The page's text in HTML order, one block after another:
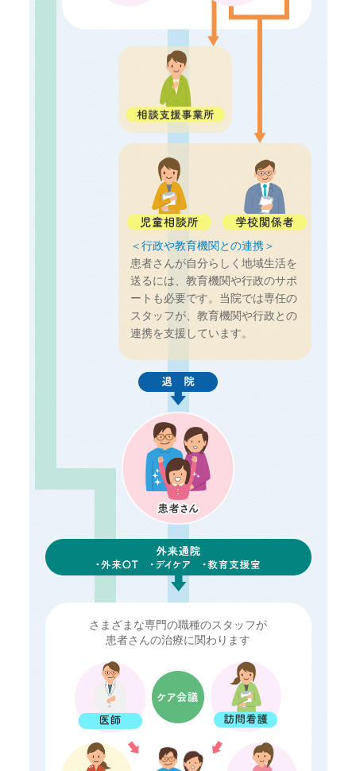
＜行政や教育機関との連携＞
患者さんが自分らしく地域生活を
送るには、教育機関や行政のサポ
ートも必要です。当院では専任の
スタッフが、教育機関や行政との
連携を支援しています。
さまざまな専門の職種のスタッフが
患者さんの治療に関わります